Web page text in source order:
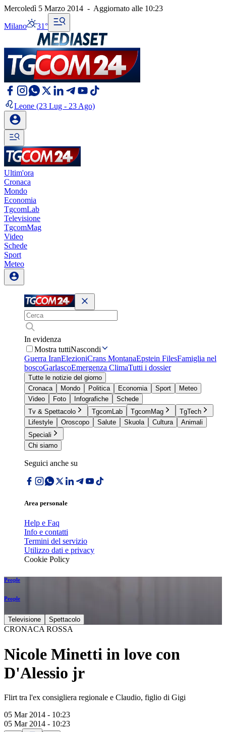
Mercoledì 5 Marzo 2014 - Aggiornato alle 10:23
Milano 31°
Leone (23 Lug - 23 Ago)
Ultim'ora
Cronaca
Mondo
Economia
TgcomLab
Televisione
TgcomMag
Video
Schede
Sport
Meteo
In evidenza
Mostra tuttiNascondi
Guerra IranElezioniCrans MontanaEpstein FilesFamiglia nel
boscoGarlascoEmergenza ClimaTutti i dossier
Tutte le notizie del giorno
Cronaca
Mondo Politica Economia Sport
Meteo
Video
Foto Infografiche
Schede
Tv & Spettacolo
TgcomLab TgcomMag
TgTech
Lifestyle
Oroscopo Salute Skuola Cultura
Animali
Speciali
Chi siamo
Seguici anche su
Area personale
Help e Faq
Info e contatti
Termini del servizio
Utilizzo dati e privacy
Cookie Policy
People
People
Televisione Spettacolo
CRONACA ROSSA
Nicole Minetti in love con
D'Alessio jr
Flirt tra l'ex consigliera regionale e Claudio, figlio di Gigi
05 Mar 2014 - 10:23
05 Mar 2014 - 10:23